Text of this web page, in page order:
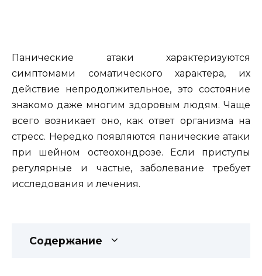
Панические атаки характеризуются
симптомами соматического характера, их
действие непродолжительное, это состояние
знакомо даже многим здоровым людям. Чаще
всего возникает оно, как ответ организма на
стресс. Нередко появляются панические атаки
при шейном остеохондрозе. Если приступы
регулярные и частые, заболевание требует
исследования и лечения.
Содержание